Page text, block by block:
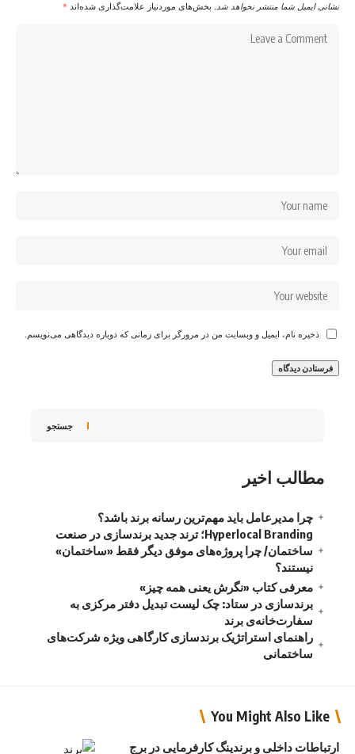
نشانی ایمیل شما منتشر نخواهد شد. بخش‌های موردنیاز علامت‌گذاری شده‌اند *
ذخیره نام، ایمیل و وبسایت من در مرورگر برای زمانی که دوباره دیدگاهی می‌نویسم.
جستجو
مطالب اخیر
چرا مدیرعامل باید مهم‌ترین رسانه برند باشد؟
Hyperlocal Branding؛ ترند جدید برندسازی در صنعت
ساختمان/ چرا پروژه‌های موفق دیگر فقط «ساختمان»
نیستند؟
معرفی کتاب «نگرش یعنی همه چیز»
برندسازی در ستاد: چک لیست تبدیل دفتر مرکزی به
سفارت‌خانه‌ی برند
راهنمای استراتژیک برندسازی کارگاهی ویژه شرکت‌های
ساختمانی
You Might Also Like
ارتباطات داخلی و برندینگ کارفرمایی در برج